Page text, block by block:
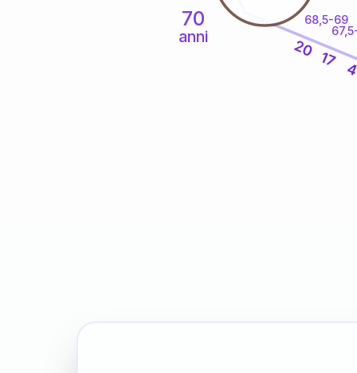
70
anni
68,5-69
4
17
20